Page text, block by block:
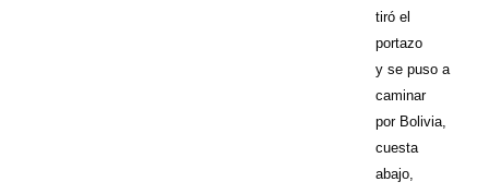
tiró el
portazo
y se puso a
caminar
por Bolivia,
cuesta
abajo,